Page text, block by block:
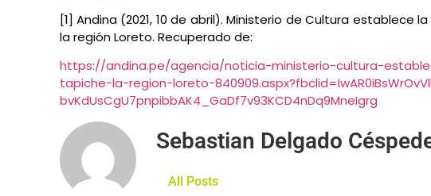
[1] Andina (2021, 10 de abril). Ministerio de Cultura establece
la región Loreto. Recuperado de:
https://andina.pe/agencia/noticia-ministerio-cultura-
tapiche-la-region-loreto-
bvKdUsCgU7pnpibbAK4_GaDf7v93KCD4nDq9MneIgrg
Sebastian Delgado
All Posts